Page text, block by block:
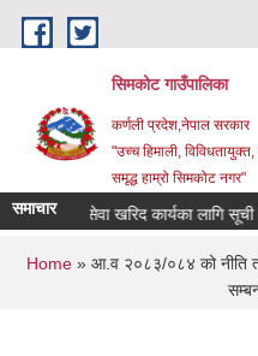
Skip to main content
सिमकोट गाउँपालिका
कर्णली प्रदेश,नेपाल सरकार
"उच्च हिमाली,
समृद्ध हाम्रो सिमकोट नगर"
समाचार
You are here
Home » आ.व २०८३/०८४ को नीति